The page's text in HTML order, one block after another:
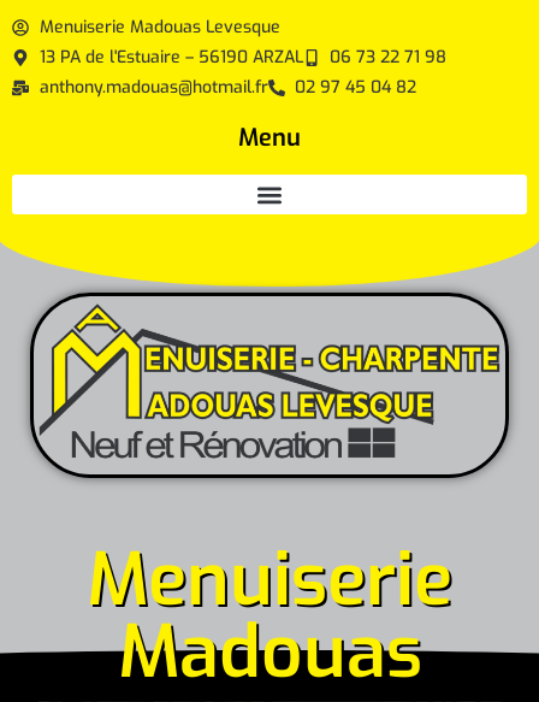
principalMenuiserie Madouas Levesque
13 PA de l'Estuaire – 56190 ARZAL
06 73 22 71 98
anthony.madouas@hotmail.fr
02 97 45 04 82
Menu
Menuiserie
Madouas